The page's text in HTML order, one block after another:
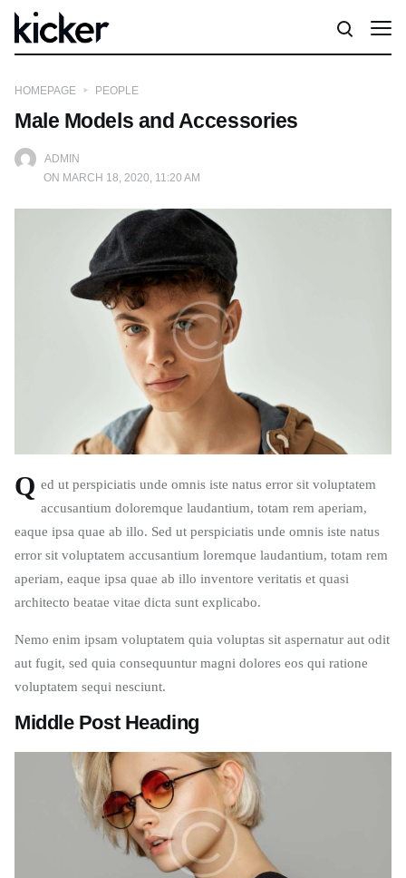
HOMEPAGE PEOPLE
ADMIN
ON MARCH 18, 2020, 11:20 AM
Male Models and Accessories
Q ed ut perspiciatis unde omnis iste natus error sit voluptatem
accusantium doloremque laudantium, totam rem aperiam,
eaque ipsa quae ab illo. Sed ut perspiciatis unde omnis iste natus
error sit voluptatem accusantium loremque laudantium, totam rem
aperiam, eaque ipsa quae ab illo inventore veritatis et quasi
architecto beatae vitae dicta sunt explicabo.
Nemo enim ipsam voluptatem quia voluptas sit aspernatur aut odit
aut fugit, sed quia consequuntur magni dolores eos qui ratione
voluptatem sequi nesciunt.
Middle Post Heading